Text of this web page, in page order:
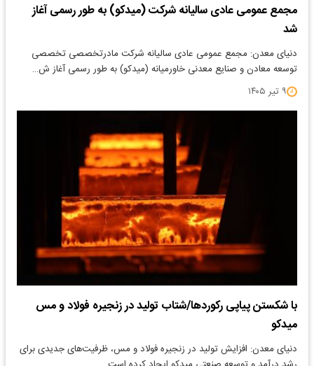
مجمع عمومی عادی سالیانه شرکت (میدکو) به طور رسمی آغاز
شد
دنیای معدن: مجمع عمومی عادی سالیانه شرکت مادرتخصصی تخصصی
توسعه معادن و صنایع معدنی خاورمیانه (میدکو) به طور رسمی آغاز ش…
۹ تیر ۱۴۰۵
با شکستن پیاپی رکوردها/شتاب تولید در زنجیره فولاد و مس
میدکو
دنیای معدن: افزایش تولید در زنجیره فولاد و مس، ظرفیت‌های جدیدی برای